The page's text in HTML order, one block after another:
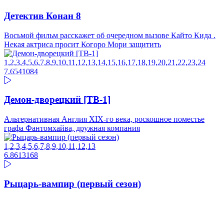
Детектив Конан 8
Восьмой фильм расскажет об очередном вызове Кайто Кида .
Некая актриса просит Когоро Мори защитить
1,2,3,4,5,6,7,8,9,10,11,12,13,14,15,16,17,18,19,20,21,22,23,24
7.6541084
Демон-дворецкий [ТВ-1]
Альтернативная Англия XIX-го века, роскошное поместье
графа Фантомхайва, дружная компания
1,2,3,4,5,6,7,8,9,10,11,12,13
6.8613168
Рыцарь-вампир (первый сезон)